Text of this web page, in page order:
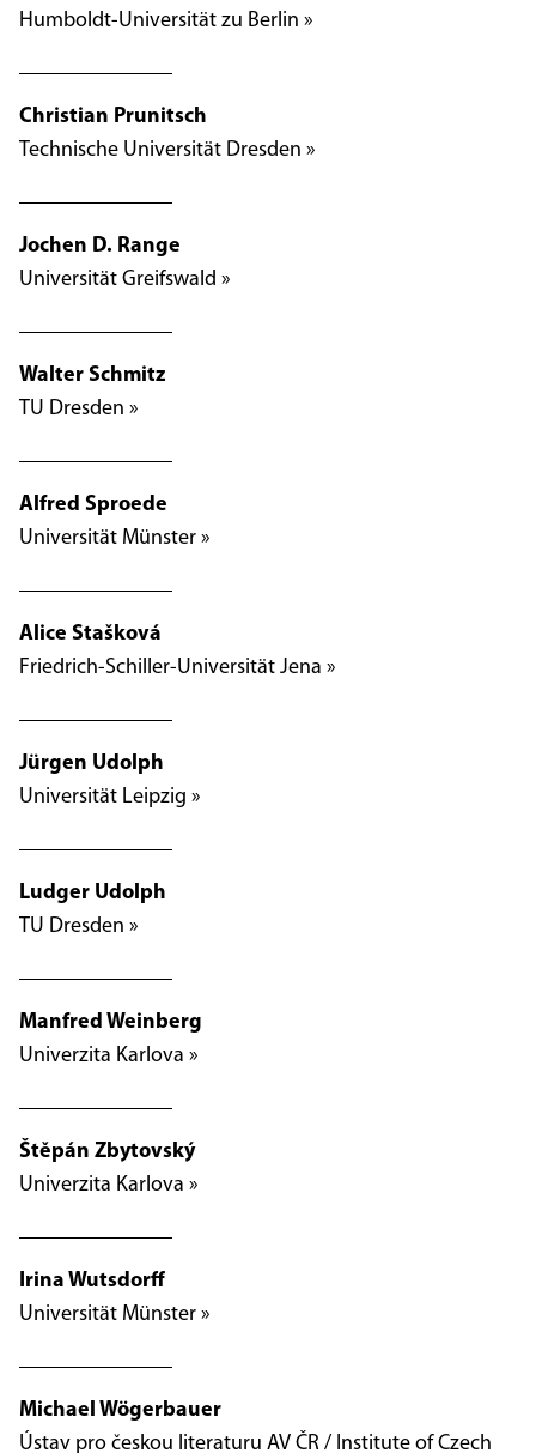
Humboldt-Universität zu Berlin »
Christian Prunitsch
Technische Universität Dresden »
Jochen D. Range
Universität Greifswald »
Walter Schmitz
TU Dresden »
Alfred Sproede
Universität Münster »
Alice Stašková
Friedrich-Schiller-Universität Jena »
Jürgen Udolph
Universität Leipzig »
Ludger Udolph
TU Dresden »
Manfred Weinberg
Univerzita Karlova »
Štěpán Zbytovský
Univerzita Karlova »
Irina Wutsdorff
Universität Münster »
Michael Wögerbauer
Ústav pro českou literaturu AV ČR / Institute of Czech